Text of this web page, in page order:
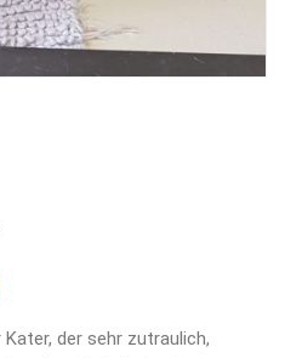
der sehr zutraulich,